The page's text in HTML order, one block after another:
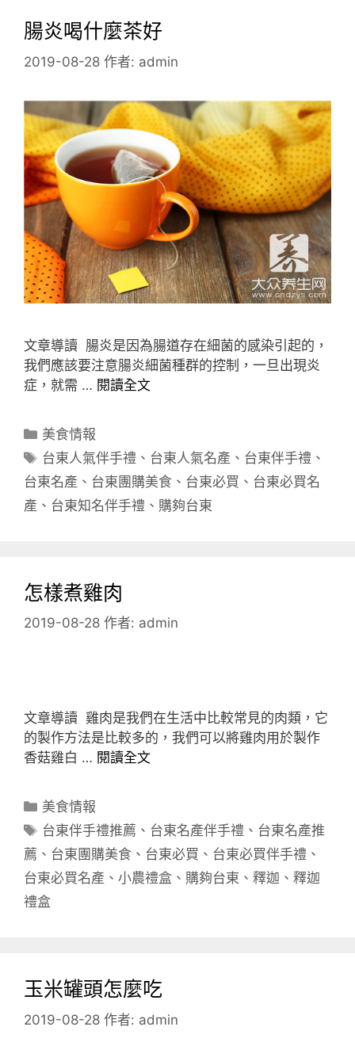
腸炎喝什麼茶好
2019-08-28 作者: admin
文章導讀 腸炎是因為腸道存在細菌的感染引起的，
我們應該要注意腸炎細菌種群的控制，一旦出現炎
症，就需 … 閱讀全文
分
類
美食情報
標
籤
台東人氣伴手禮 、 台東人氣名產 、 台東伴手禮 、
台東名產 、 台東團購美食 、 台東必買 、 台東必買名
產 、 台東知名伴手禮 、 購夠台東
怎樣煮雞肉
2019-08-28 作者: admin
文章導讀 雞肉是我們在生活中比較常見的肉類，它
的製作方法是比較多的，我們可以將雞肉用於製作
香菇雞白 … 閱讀全文
分
類
美食情報
標
籤
台東伴手禮推薦 、 台東名產伴手禮 、 台東名產推
薦 、 台東團購美食 、 台東必買 、 台東必買伴手禮 、
台東必買名產 、 小農禮盒 、 購夠台東 、 釋迦 、 釋迦
禮盒
玉米罐頭怎麼吃
2019-08-28 作者: admin